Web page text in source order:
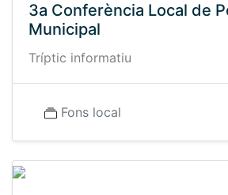
3a Conferència Local de
Municipal
Tríptic informatiu
Fons local